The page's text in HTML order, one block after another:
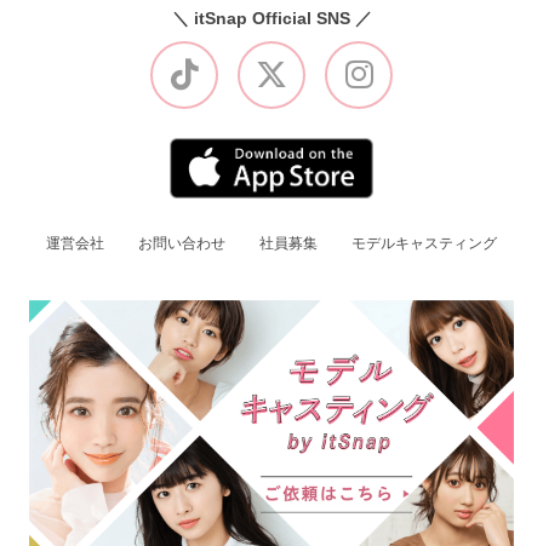
＼ itSnap Official SNS ／
運営会社 お問い合わせ 社員募集 モデルキャスティング